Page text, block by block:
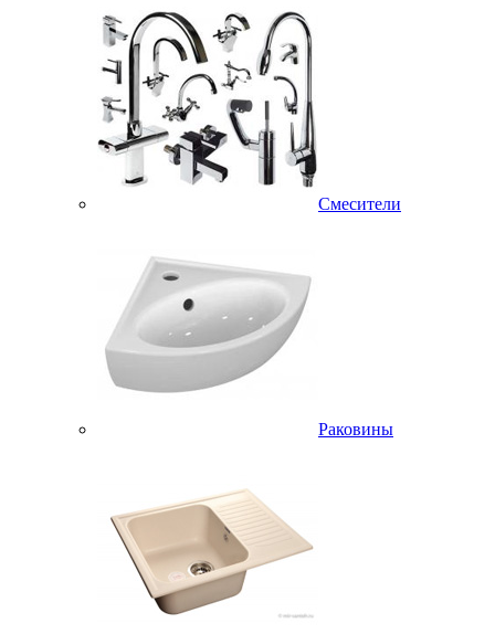
Смесители
Раковины